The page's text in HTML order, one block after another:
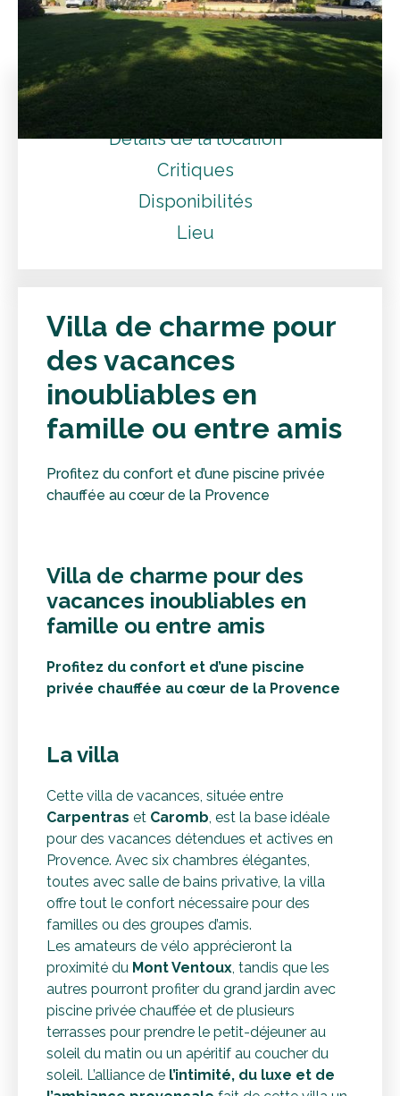
Villa de charme pour des vacances inoubliables en famille
ou entre amis
Détails de la location
Critiques
Disponibilités
Lieu
Villa de charme pour
des vacances
inoubliables en
famille ou entre amis
Profitez du confort et d’une piscine privée
chauffée au cœur de la Provence
Villa de charme pour des
vacances inoubliables en
famille ou entre amis
Profitez du confort et d’une piscine
privée chauffée au cœur de la Provence
La villa
Cette villa de vacances, située entre
Carpentras et Caromb, est la base idéale
pour des vacances détendues et actives en
Provence. Avec six chambres élégantes,
toutes avec salle de bains privative, la villa
offre tout le confort nécessaire pour des
familles ou des groupes d’amis.
Les amateurs de vélo apprécieront la
proximité du Mont Ventoux, tandis que les
autres pourront profiter du grand jardin avec
piscine privée chauffée et de plusieurs
terrasses pour prendre le petit-déjeuner au
soleil du matin ou un apéritif au coucher du
soleil. L’alliance de l’intimité, du luxe et de